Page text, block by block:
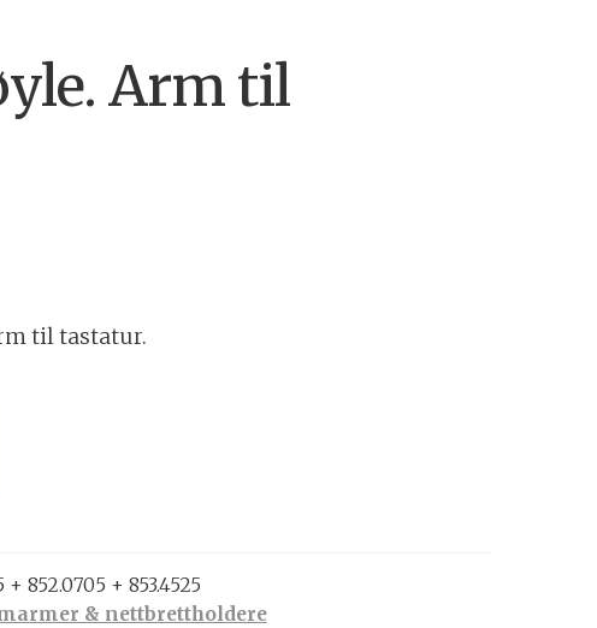
Arm til
til tastatur.
852.0705 + 853.4525
& nettbrettholdere